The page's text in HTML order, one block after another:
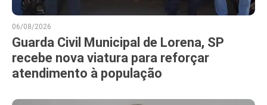
06/08/2026
Guarda Civil Municipal de Lorena, SP
recebe nova viatura para reforçar
atendimento à população